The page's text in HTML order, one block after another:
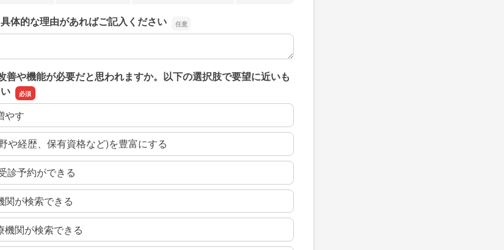
体的な理由があればご記入ください
体的な理由があればご記入ください
善や機能が必要だと思われますか。以下の選択肢で要望に近いも
やす
や経歴、保有資格など)を豊富にする
診予約ができる
関が検索できる
機関が検索できる